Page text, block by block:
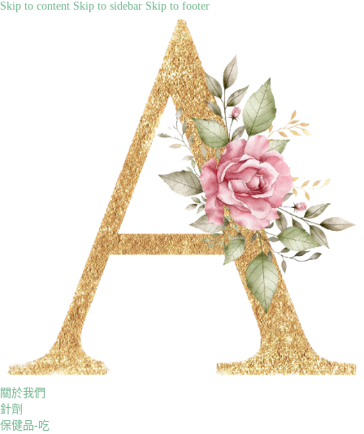
Skip to content Skip to sidebar Skip to footer
關於我們
針劑
保健品-吃